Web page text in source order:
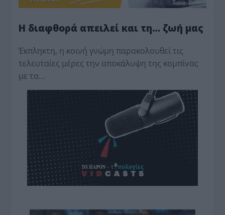
Η διαφθορά απειλεί και τη… ζωή μας
Έκπληκτη, η κοινή γνώμη παρακολουθεί τις
τελευταίες μέρες την αποκάλυψη της κο­μπίνας
με τα…